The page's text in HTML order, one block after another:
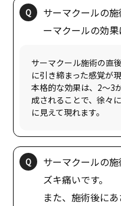
サーマクールの
サーマクール施術の直
に引き締まった感覚が現
本格的な効果は、2〜3
成されることで、徐々
サーマクールの
ズキ痛いです。
また、施術後に